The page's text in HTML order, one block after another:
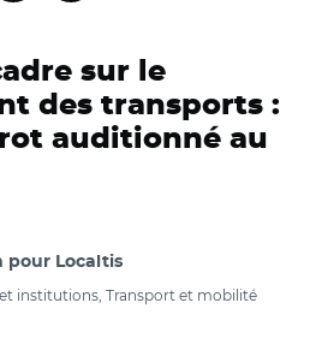
sur le
des transports :
auditionné au
pour Localtis
institutions, Transport et mobilité